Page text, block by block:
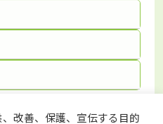
改善、保護、宣伝する目的